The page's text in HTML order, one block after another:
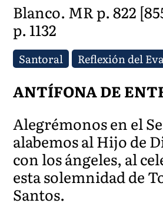
Blanco. MR p. 822
p. 1132
Santoral Reflexión del
ANTÍFONA DE
Alegrémonos en el
alabemos al Hijo de
con los ángeles, al
esta solemnidad de
Santos.